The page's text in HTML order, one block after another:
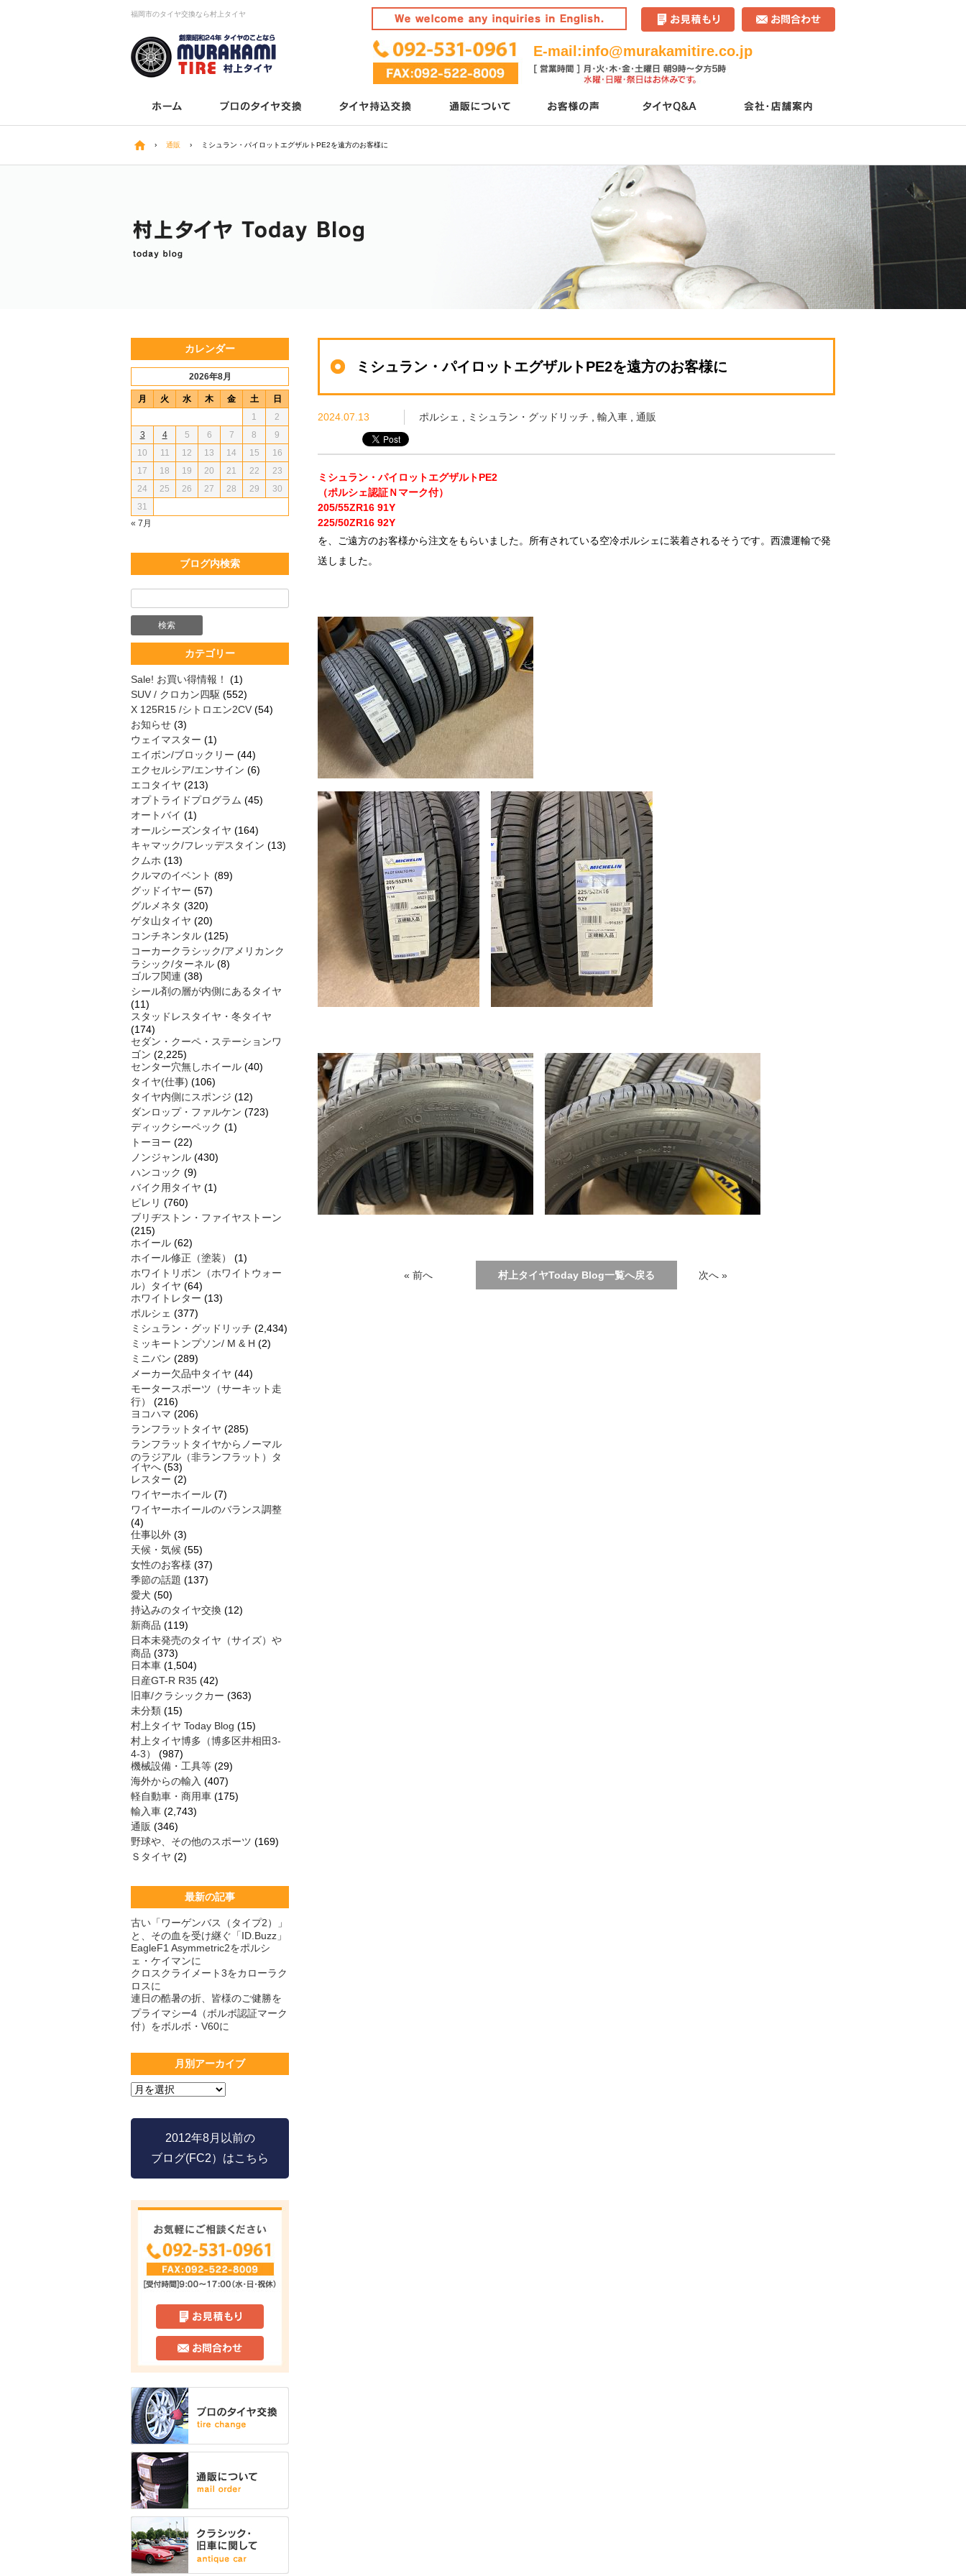
福岡市のタイヤ交換なら村上タイヤ
E-mail:info@murakamitire.co.jp
› 通販 › ミシュラン・パイロットエグザルトPE2を遠方のお客様に
ミシュラン・パイロットエグザルトPE2を遠方のお客様に
2024.07.13 ポルシェ ミシュラン・グッドリッチ 輸入車 通販
ミシュラン・パイロットエグザルトPE2
（ポルシェ認証Ｎマーク付）
205/55ZR16 91Y
225/50ZR16 92Y
を、ご遠方のお客様から注文をもらいました。所有されている空冷ポルシェに装着されるそうです。西濃運輸で発
送しました。
« 前へ 村上タイヤToday Blog一覧へ戻る 次へ »
カレンダー
2026年8月
月 火 水 木 金 土 日
« 7月
1
2
3
4 5 6 7 8
9
10
11 12 13 14 15
16
17
18 19 20 21 22
23
24
25 26 27 28 29
30
31
ブログ内検索
カテゴリー
Sale! お買い得情報！
(1)
SUV / クロカン四駆 (552)
X 125R15 /シトロエン2CV (54)
お知らせ (3)
ウェイマスター (1)
エイボン/ブロックリー (44)
エクセルシア/エンサイン (6)
エコタイヤ (213)
オプトライドプログラム (45)
オートバイ (1)
オールシーズンタイヤ (164)
キャマック/フレッデスタイン (13)
クムホ (13)
クルマのイベント (89)
グッドイヤー (57)
グルメネタ (320)
ゲタ山タイヤ (20)
コンチネンタル (125)
コーカークラシック/アメリカンク
ラシック/ターネル (8)
ゴルフ関連 (38)
シール剤の層が内側にあるタイヤ
(11)
スタッドレスタイヤ・冬タイヤ
(174)
セダン・クーペ・ステーションワ
ゴン (2,225)
センター穴無しホイール (40)
タイヤ(仕事) (106)
タイヤ内側にスポンジ (12)
ダンロップ・ファルケン (723)
ディックシーペック (1)
トーヨー (22)
ノンジャンル (430)
ハンコック (9)
バイク用タイヤ (1)
ピレリ (760)
ブリヂストン・ファイヤストーン
(215)
ホイール (62)
ホイール修正（塗装）
(1)
ホワイトリボン（ホワイトウォー
ル）タイヤ (64)
ホワイトレター (13)
ポルシェ (377)
ミシュラン・グッドリッチ (2,434)
ミッキートンプソン/ M & H (2)
ミニバン (289)
メーカー欠品中タイヤ (44)
モータースポーツ（サーキット走
行）
(216)
ヨコハマ (206)
ランフラットタイヤ (285)
ランフラットタイヤからノーマル
のラジアル（非ランフラット）タ
イヤへ (53)
レスター (2)
ワイヤーホイール (7)
ワイヤーホイールのバランス調整
(4)
仕事以外 (3)
天候・気候 (55)
女性のお客様 (37)
季節の話題 (137)
愛犬 (50)
持込みのタイヤ交換 (12)
新商品 (119)
日本未発売のタイヤ（サイズ）や
商品 (373)
日本車 (1,504)
日産GT-R R35 (42)
旧車/クラシックカー (363)
未分類 (15)
村上タイヤ Today Blog (15)
村上タイヤ博多（博多区井相田3-
4-3）
(987)
機械設備・工具等 (29)
海外からの輸入 (407)
軽自動車・商用車 (175)
輸入車 (2,743)
通販 (346)
野球や、その他のスポーツ (169)
Ｓタイヤ (2)
最新の記事
古い「ワーゲンバス（タイプ2）」
と、その血を受け継ぐ「ID.Buzz」
EagleF1 Asymmetric2をポルシ
ェ・ケイマンに
クロスクライメート3をカローラク
ロスに
連日の酷暑の折、皆様のご健勝を
プライマシー4（ボルボ認証マーク
付）をボルボ・V60に
月別アーカイブ
2012年8月以前の
ブログ(FC2）はこちら